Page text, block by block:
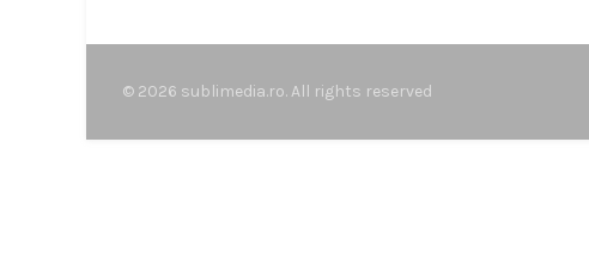
© 2026 sublimedia.ro. All rights reserved